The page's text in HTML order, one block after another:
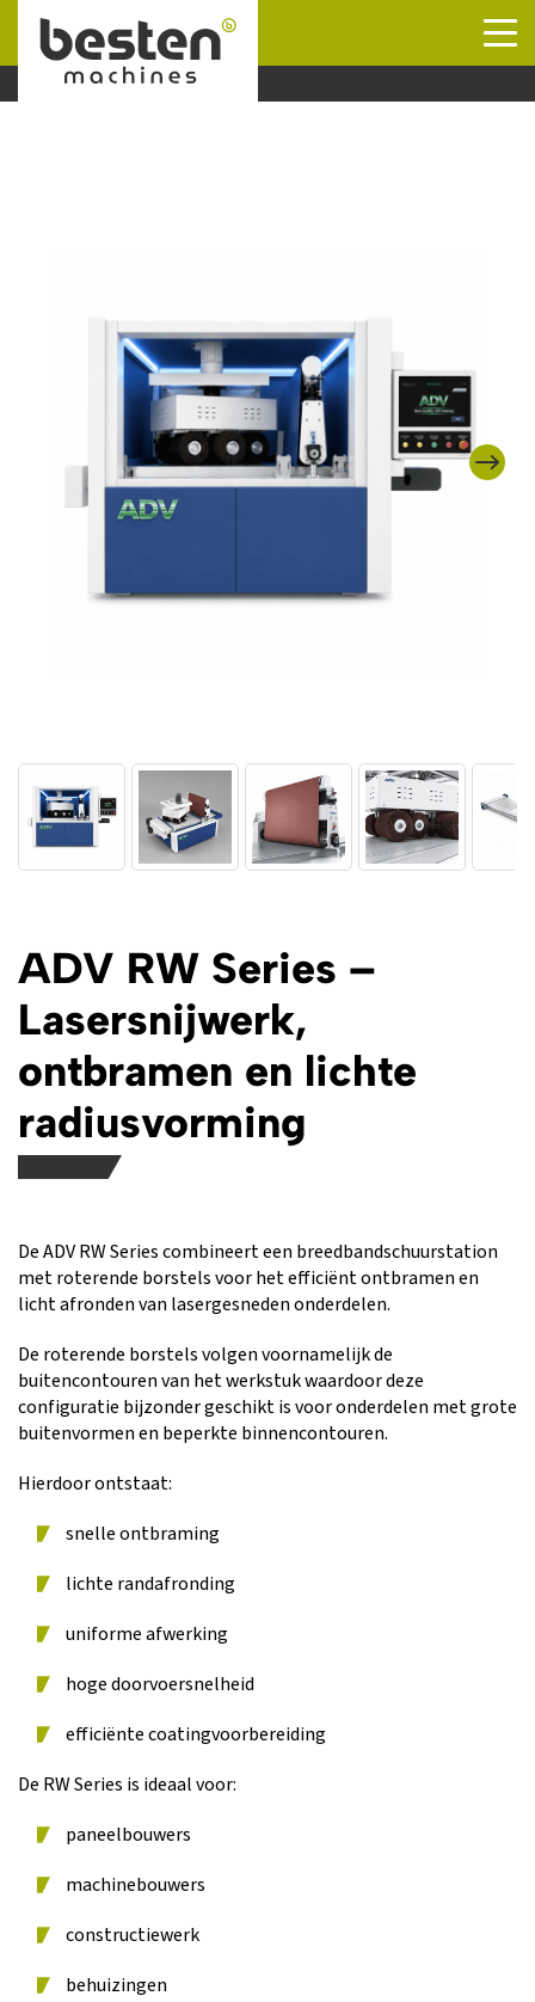
Naar hoofdinhoud
ADV RW Series –
Lasersnijwerk,
ontbramen en lichte
radiusvorming
De ADV RW Series combineert een breedbandschuurstation
met roterende borstels voor het efficiënt ontbramen en
licht afronden van lasergesneden onderdelen.
De roterende borstels volgen voornamelijk de
buitencontouren van het werkstuk waardoor deze
configuratie bijzonder geschikt is voor onderdelen met grote
buitenvormen en beperkte binnencontouren.
Hierdoor ontstaat:
snelle ontbraming
lichte randafronding
uniforme afwerking
hoge doorvoersnelheid
efficiënte coatingvoorbereiding
De RW Series is ideaal voor:
paneelbouwers
machinebouwers
constructiewerk
behuizingen
Next